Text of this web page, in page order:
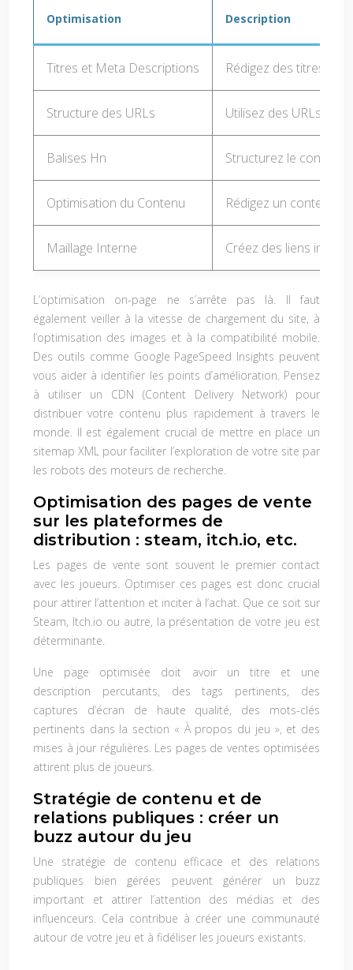
Optimisation Description
Titres et Meta Descriptions Rédigez des titres et
Structure des URLs Utilisez des URLs
Balises Hn Structurez le contenu
Optimisation du Contenu Rédigez un contenu
Maillage Interne Créez des liens
L’optimisation on-page ne s’arrête pas là. Il faut
également veiller à la vitesse de chargement du site, à
l’optimisation des images et à la compatibilité mobile.
Des outils comme Google PageSpeed Insights peuvent
vous aider à identifier les points d’amélioration. Pensez
à utiliser un CDN (Content Delivery Network) pour
distribuer votre contenu plus rapidement à travers le
monde. Il est également crucial de mettre en place un
sitemap XML pour faciliter l’exploration de votre site par
les robots des moteurs de recherche.
Optimisation des pages de vente
sur les plateformes de
distribution : steam, itch.io, etc.
Les pages de vente sont souvent le premier contact
avec les joueurs. Optimiser ces pages est donc crucial
pour attirer l’attention et inciter à l’achat. Que ce soit sur
Steam, Itch.io ou autre, la présentation de votre jeu est
déterminante.
Une page optimisée doit avoir un titre et une
description percutants, des tags pertinents, des
captures d’écran de haute qualité, des mots-clés
pertinents dans la section « À propos du jeu », et des
mises à jour régulières. Les pages de ventes optimisées
attirent plus de joueurs.
Stratégie de contenu et de
relations publiques : créer un
buzz autour du jeu
Une stratégie de contenu efficace et des relations
publiques bien gérées peuvent générer un buzz
important et attirer l’attention des médias et des
influenceurs. Cela contribue à créer une communauté
autour de votre jeu et à fidéliser les joueurs existants.